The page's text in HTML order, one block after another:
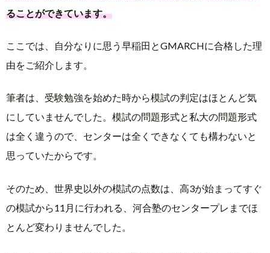
ることができています。
ここでは、自分なりに思う早稲田とGMARCHに合格した理
由をご紹介します。
筆者は、受験勉強を始めた時から模試の判定はほとんど気
にしていませんでした。模試の問題形式と私大の問題形式
は全く違うので、センターは全くできなくても構わないと
思っていたからです。
そのため、世界史以外の模試の点数は、高3が始まってすぐ
の模試から11月に行われる、河合塾のセンタープレまでほ
とんど変わりませんでした。